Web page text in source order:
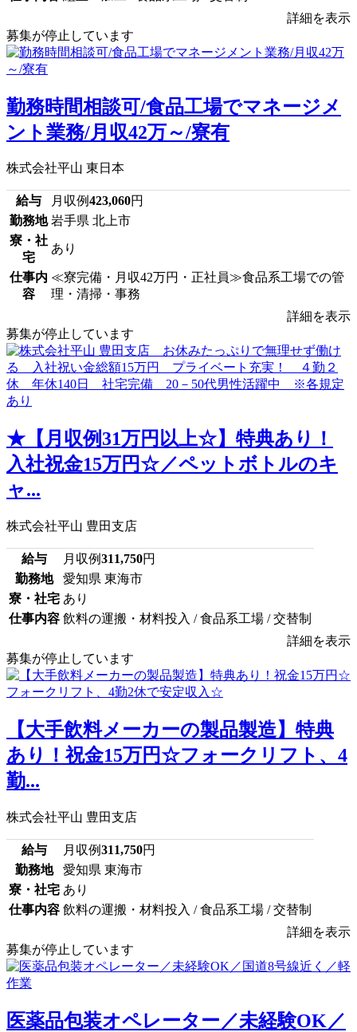
詳細を表示
募集が停止しています
勤務時間相談可/食品工場でマネージメ
ント業務/月収42万～/寮有
株式会社平山 東日本
給与 月収例423,060円
勤務地 岩手県 北上市
寮・社
宅
あり
仕事内
容
≪寮完備・月収42万円・正社員≫食品系工場での管
理・清掃・事務
詳細を表示
募集が停止しています
★【月収例31万円以上☆】特典あり！
入社祝金15万円☆／ペットボトルのキ
ャ...
株式会社平山 豊田支店
給与 月収例311,750円
勤務地
愛知県 東海市
寮・社宅 あり
仕事内容 飲料の運搬・材料投入 / 食品系工場 / 交替制
詳細を表示
募集が停止しています
【大手飲料メーカーの製品製造】特典
あり！祝金15万円☆フォークリフト、4
勤...
株式会社平山 豊田支店
給与 月収例311,750円
勤務地
愛知県 東海市
寮・社宅 あり
仕事内容 飲料の運搬・材料投入 / 食品系工場 / 交替制
詳細を表示
募集が停止しています
医薬品包装オペレーター／未経験OK／